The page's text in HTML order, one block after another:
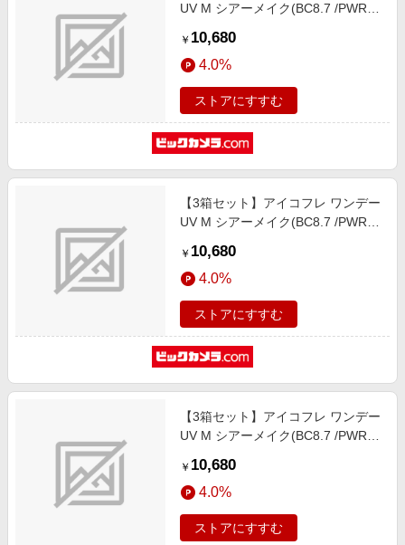
UV M シアーメイク(BC8.7 /PWR-
￥ 10,680
4.0%
ストアにすすむ
【3箱セット】アイコフレ ワンデー
UV M シアーメイク(BC8.7 /PWR-
￥ 10,680
4.0%
ストアにすすむ
【3箱セット】アイコフレ ワンデー
UV M シアーメイク(BC8.7 /PWR-
￥ 10,680
4.0%
ストアにすすむ